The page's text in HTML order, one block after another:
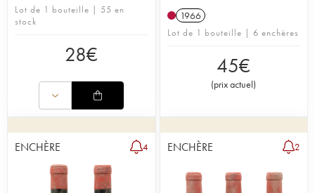
Lot de 1 bouteille | 55 en
stock
28€
1966
Lot de 1 bouteille | 6 enchères
45€
(prix actuel)
ENCHÈRE 4 ENCHÈRE 2